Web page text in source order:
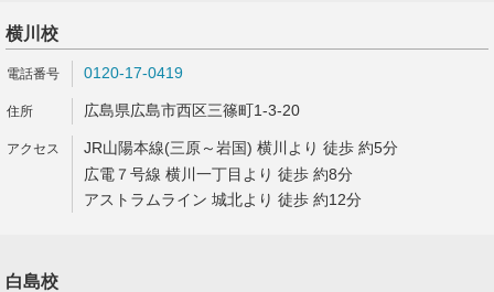
横川校
0120-17-0419
広島県広島市西区三篠町1-3-20
JR山陽本線(三原～岩国) 横川より 徒歩 約5分
広電７号線 横川一丁目より 徒歩 約8分
アストラムライン 城北より 徒歩 約12分
白島校